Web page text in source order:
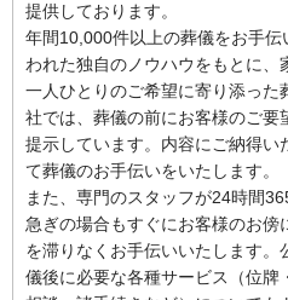
提供しております。
年間10,000件以上の葬儀をお手
われた独自のノウハウをもとに、
一人ひとりのご希望に寄り添った
社では、葬儀の前にお客様のご
提示しています。内容にご納得い
て葬儀のお手伝いをいたします。
また、専門のスタッフが24時間
急ぎの場合もすぐにお客様のお傍
を滞りなくお手伝いいたします
儀後に必要な各種サービス（位